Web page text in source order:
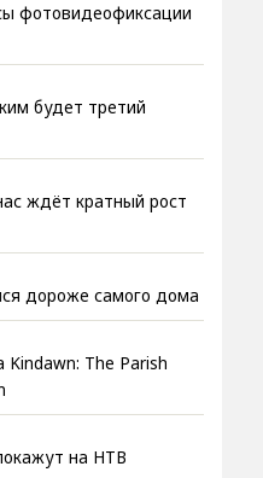
фотовидеофиксации
будет третий
ждёт кратный рост
дороже самого дома
Kindawn: The Parish
на НТВ